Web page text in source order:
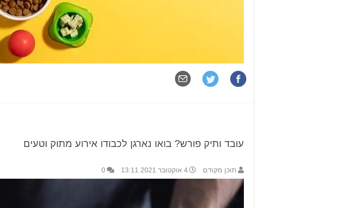
עובד ותיק פורש? בואו נארגן לכבודו אירוע מתוק וטעים
תוכן מקודם 4 אוקטובר 2021 13:11 0